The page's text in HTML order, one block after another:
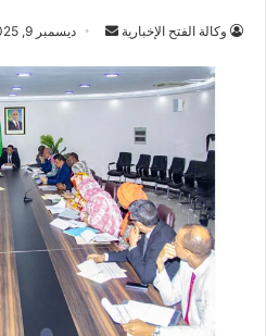
وكالة الفتح الإخبارية
أرسل
إلكترونيا
ديسمبر 9, 2025